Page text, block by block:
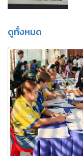
ดูทั้งหมด